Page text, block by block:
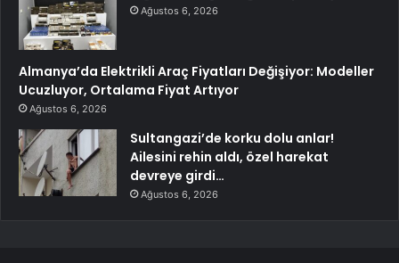
Ağustos 6, 2026
Almanya’da Elektrikli Araç Fiyatları Değişiyor: Modeller
Ucuzluyor, Ortalama Fiyat Artıyor
Ağustos 6, 2026
Sultangazi’de korku dolu anlar!
Ailesini rehin aldı, özel harekat
devreye girdi…
Ağustos 6, 2026